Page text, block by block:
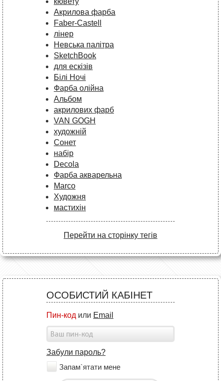
Акрилова фарба
Faber-Castell
лінер
Невська палітра
SketchBook
для ескізів
Білі Ночі
Фарба олійна
Альбом
акрилових фарб
VAN GOGH
художній
Сонет
набір
Decola
Фарба акварельна
Marco
Художня
мастихін
Перейти на сторінку тегів
ОСОБИСТИЙ КАБІНЕТ
Пин-код или Email
Забули пароль?
Запам`ятати мене